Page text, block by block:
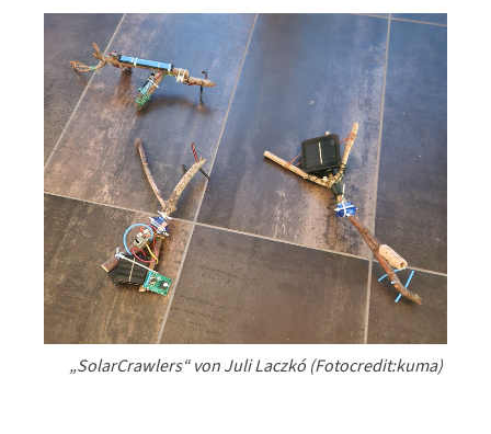
„SolarCrawlers“ von Juli Laczkó (Fotocredit:kuma)